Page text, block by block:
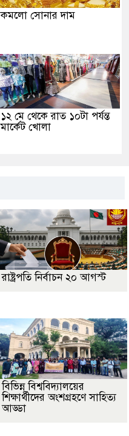
কমলো সোনার দাম
১২ মে থেকে রাত ১০টা পর্যন্ত
মার্কেট খোলা
রাষ্ট্রপতি নির্বাচন ২০ আগস্ট
বিভিন্ন বিশ্ববিদ্যালয়ের
শিক্ষার্থীদের অংশগ্রহণে সাহিত্য
আড্ডা